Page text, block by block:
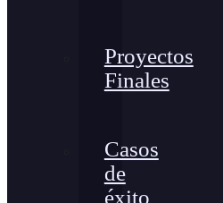
Proyectos
Finales
Casos
de
éxito